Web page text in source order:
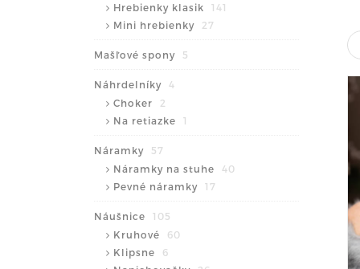
Hrebienky klasik
141
Mini hrebienky
27
Mašľové spony 5
Náhrdelníky
4
Choker
2
Na retiazke
1
Náramky
57
Náramky na stuhe
40
Pevné náramky
17
Náušnice
105
Kruhové
60
Klipsne
6